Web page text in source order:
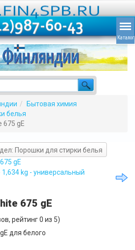
Бытовая химия
белья
675 gE
Порошки для стирки белья
gE
kg - универсальный
675 gE
рейтинг0 из 5)
для белого